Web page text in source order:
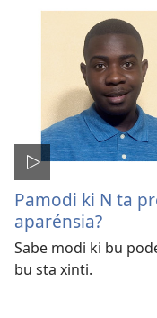
Pamodi ki N ta
aparénsia?
Sabe modi ki bu
bu sta xinti.